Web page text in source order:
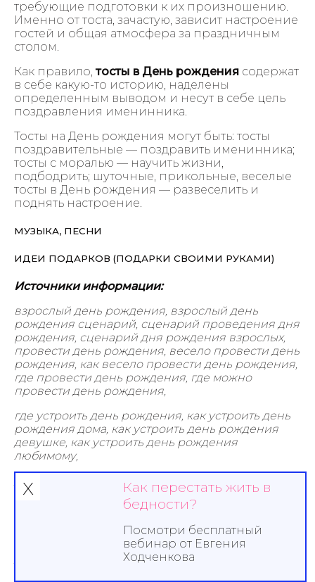
требующие подготовки к их произношению.
Именно от тоста, зачастую, зависит настроение
гостей и общая атмосфера за праздничным
столом.
Как правило,тосты в День рождения содержат
в себе какую-то историю, наделены
определенным выводом и несут в себе цель
поздравления именинника.
Тосты на День рождения могут быть: тосты
поздравительные — поздравить именинника;
тосты с моралью — научить жизни,
подбодрить; шуточные, прикольные, веселые
тосты в День рождения — развеселить и
поднять настроение.
МУЗЫКА, ПЕСНИ
ИДЕИ ПОДАРКОВ (ПОДАРКИ СВОИМИ РУКАМИ)
Источники информации:
взрослый день рождения, взрослый день
рождения сценарий, сценарий проведения дня
рождения, сценарий дня рождения взрослых,
провести день рождения, весело провести день
рождения, как весело провести день рождения,
где провести день рождения, где можно
провести день рождения,
где устроить день рождения, как устроить день
рождения дома, как устроить день рождения
девушке, как устроить день рождения
любимому,
день рождения сценарий конкурсы, сценарии и
конкурсы на день рождения, сценарии день
рождения взрослых, веселые сценарии на день
отметить день рождения, как весело отметить
день рождения, как интересно отметить день
х
Как перестать жить в
бедности?
Посмотри бесплатный
вебинар от Евгения
Ходченкова